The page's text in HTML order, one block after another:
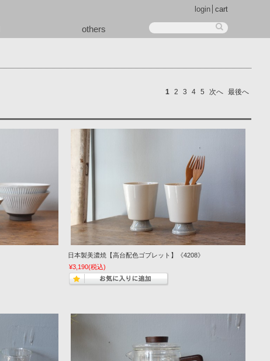
others
login cart
1 2 3 4 5 次へ 最後へ
日本製美濃焼【高台配色ゴブレット】《4208》
¥3,190(税込)